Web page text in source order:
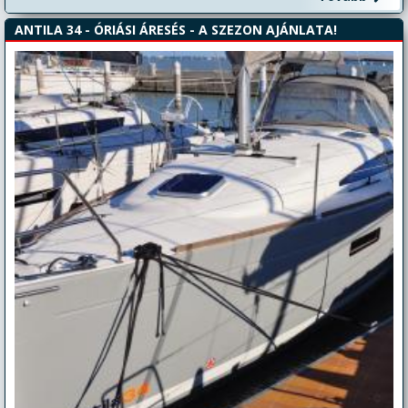
ANTILA 34 - ÓRIÁSI ÁRESÉS - A SZEZON AJÁNLATA!